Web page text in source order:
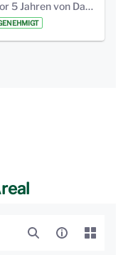
vor 5 Jahren von Daniela Bilic